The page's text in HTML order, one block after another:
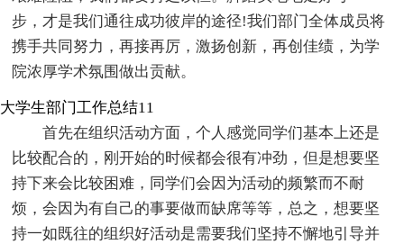
步，才是我们通往成功彼岸的途径!我们部门全体成员将
携手共同努力，再接再厉，激扬创新，再创佳绩，为学
院浓厚学术氛围做出贡献。
大学生部门工作总结11
首先在组织活动方面，个人感觉同学们基本上还是
比较配合的，刚开始的时候都会很有冲劲，但是想要坚
持下来会比较困难，同学们会因为活动的频繁而不耐
烦，会因为有自己的事要做而缺席等等，总之，想要坚
持一如既往的组织好活动是需要我们坚持不懈地引导并